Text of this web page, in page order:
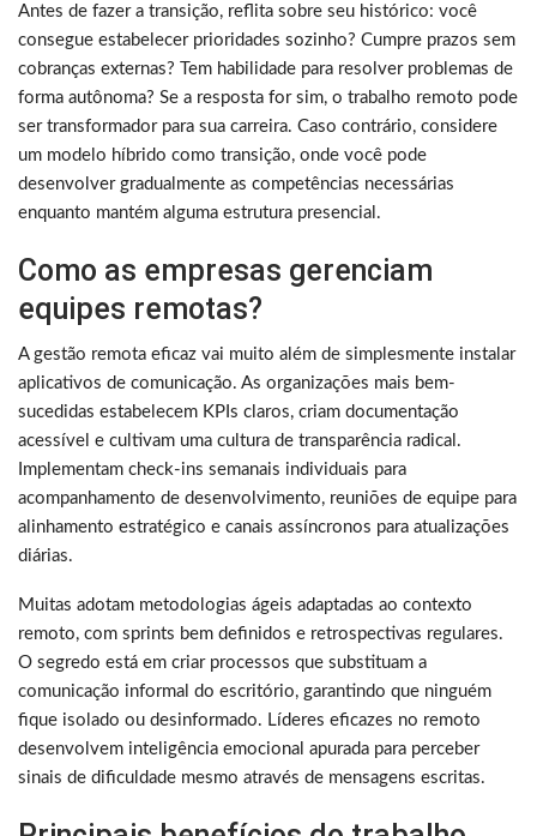
Antes de fazer a transição, reflita sobre seu histórico: você
consegue estabelecer prioridades sozinho? Cumpre prazos sem
cobranças externas? Tem habilidade para resolver problemas de
forma autônoma? Se a resposta for sim, o trabalho remoto pode
ser transformador para sua carreira. Caso contrário, considere
um modelo híbrido como transição, onde você pode
desenvolver gradualmente as competências necessárias
enquanto mantém alguma estrutura presencial.
Como as empresas gerenciam
equipes remotas?
A gestão remota eficaz vai muito além de simplesmente instalar
aplicativos de comunicação. As organizações mais bem-
sucedidas estabelecem KPIs claros, criam documentação
acessível e cultivam uma cultura de transparência radical.
Implementam check-ins semanais individuais para
acompanhamento de desenvolvimento, reuniões de equipe para
alinhamento estratégico e canais assíncronos para atualizações
diárias.
Muitas adotam metodologias ágeis adaptadas ao contexto
remoto, com sprints bem definidos e retrospectivas regulares.
O segredo está em criar processos que substituam a
comunicação informal do escritório, garantindo que ninguém
fique isolado ou desinformado. Líderes eficazes no remoto
desenvolvem inteligência emocional apurada para perceber
sinais de dificuldade mesmo através de mensagens escritas.